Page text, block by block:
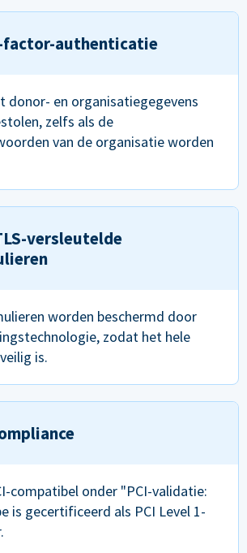
factor-authenticatie
donor- en organisatiegegevens
zelfs als de
van de organisatie worden
versleutelde
worden beschermd door
zodat het hele
is.
compatibel onder "PCI-validatie:
is gecertificeerd als PCI Level 1-